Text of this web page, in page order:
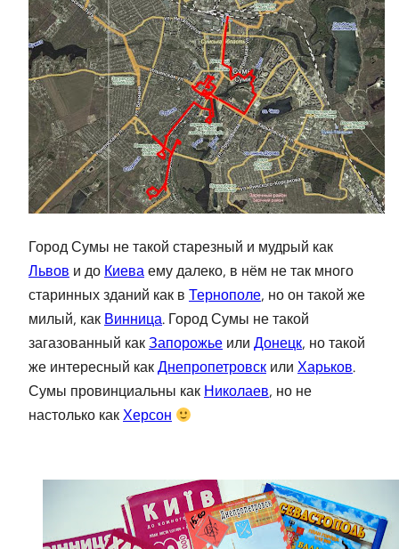
Город Сумы не такой старезный и мудрый как
Львов и до Киева ему далеко, в нём не так много
старинных зданий как в Тернополе, но он такой же
милый, как Винница. Город Сумы не такой
загазованный как Запорожье или Донецк, но такой
же интересный как Днепропетровск или Харьков.
Сумы провинциальны как Николаев, но не
настолько как Херсон